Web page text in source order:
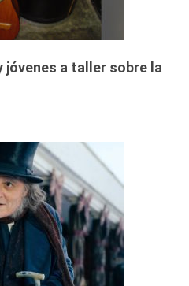
jóvenes a taller sobre la